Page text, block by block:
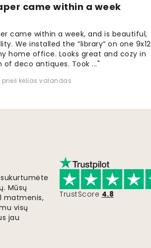
came within a week
came within a week, and is beautiful,
We installed the “library” on one 9x12
home office. Looks great and cozy in
of deco antiques. Took ..."
prieš kelias valandas
Mūsų
matmenis,
visų
jau
TrustScore 4.8